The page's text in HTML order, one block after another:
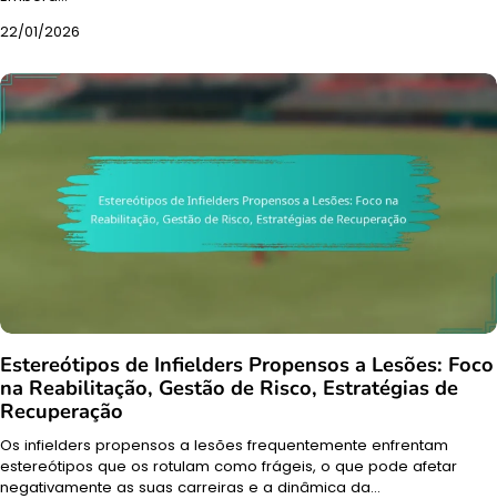
22/01/2026
Estereótipos de Infielders Propensos a Lesões: Foco
na Reabilitação, Gestão de Risco, Estratégias de
Recuperação
Os infielders propensos a lesões frequentemente enfrentam
estereótipos que os rotulam como frágeis, o que pode afetar
negativamente as suas carreiras e a dinâmica da…